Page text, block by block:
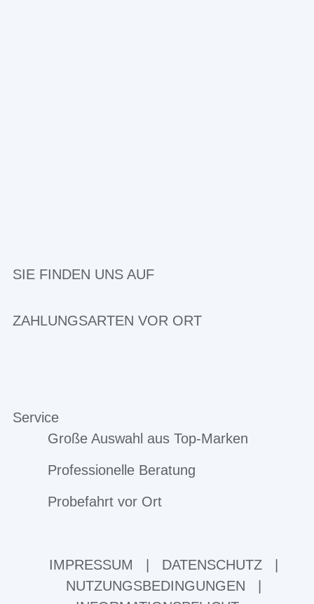
SIE FINDEN UNS AUF
ZAHLUNGSARTEN VOR ORT
Service
Große Auswahl aus Top-Marken
Professionelle Beratung
Probefahrt vor Ort
IMPRESSUM DATENSCHUTZ
NUTZUNGSBEDINGUNGEN